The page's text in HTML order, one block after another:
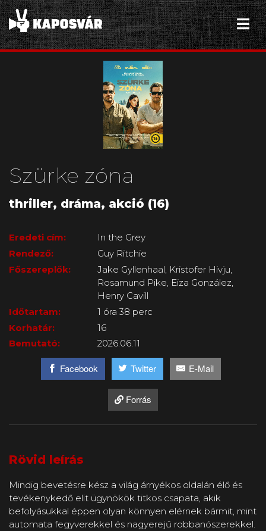
Szürke zóna
thriller, dráma, akció (16)
Eredeti cím:
In the Grey
Rendező:
Guy Ritchie
Főszereplők:
Jake Gyllenhaal, Kristofer Hivju,
Rosamund Pike, Eiza González,
Henry Cavill
Időtartam:
1 óra 38 perc
Korhatár:
16
Bemutató:
2026.06.11
Facebook Twitter E-Mail
Forrás
Rövid leírás
Mindig bevetésre kész a világ árnyékos oldalán élő és
tevékenykedő elit ügynökök titkos csapata, akik
befolyásukkal éppen olyan könnyen elérnek bármit, mint
automata fegyverekkel és nagyerejű robbanószerekkel.